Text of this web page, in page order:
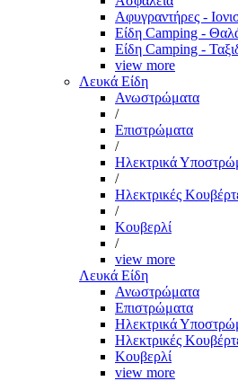
Αφυγραντήρες -
Είδη Camping -
Είδη Camping -
view more
Λευκά Είδη
Ανωστρώματα
/
Επιστρώματα
/
Ηλεκτρικά
/
Ηλεκτρικές
/
Κουβερλί
/
view more
Λευκά Είδη
Ανωστρώματα
Επιστρώματα
Ηλεκτρικά
Ηλεκτρικές
Κουβερλί
view more